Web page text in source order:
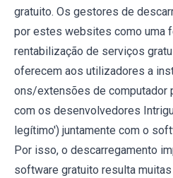
gratuito. Os gestores de
por estes websites como uma
rentabilização de serviços
oferecem aos utilizadores a
ons/extensões de computador
com os desenvolvedores
legítimo') juntamente com o
Por isso, o descarregamento
software gratuito resulta